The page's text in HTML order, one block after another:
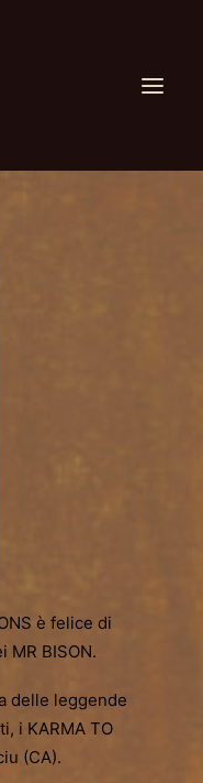
è felice di
MR BISON.
delle leggende
i KARMA TO
(CA).